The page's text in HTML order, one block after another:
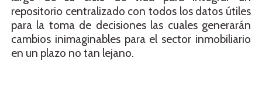
repositorio centralizado con todos los datos útiles
para la toma de decisiones las cuales generarán
cambios inimaginables para el sector inmobiliario
en un plazo no tan lejano.